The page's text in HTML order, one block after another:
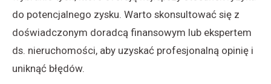
do potencjalnego zysku. Warto skonsultować się z
doświadczonym doradcą finansowym lub ekspertem
ds. nieruchomości, aby uzyskać profesjonalną opinię i
uniknąć błędów.